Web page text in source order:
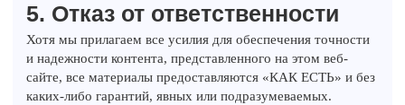
5. Отказ от ответственности
Хотя мы прилагаем все усилия для обеспечения точности
и надежности контента, представленного на этом веб-
сайте, все материалы предоставляются «КАК ЕСТЬ» и без
каких-либо гарантий, явных или подразумеваемых.